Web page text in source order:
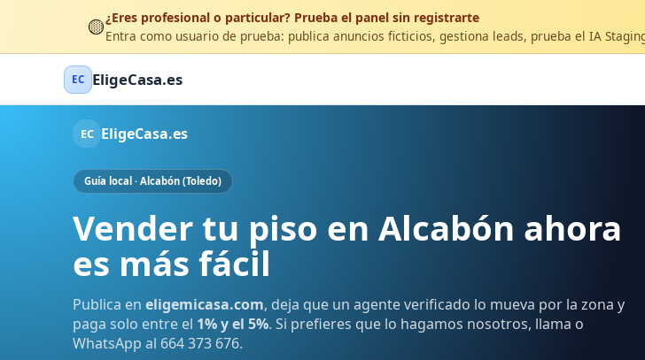
🟡¿Eres profesional o particular? Prueba el panel sin registrarte
Entra como usuario de prueba: publica anuncios ficticios, gestiona leads, prueba el IA
EC EligeCasa.es
EC EligeCasa.es
Guía local · Alcabón (Toledo)
Vender tu piso en Alcabón ahora
es más fácil
Publica en eligemicasa.com, deja que un agente verificado lo mueva por la zona y
paga solo entre el 1% y el 5%. Si prefieres que lo hagamos nosotros, llama o
WhatsApp al 664 373 676.